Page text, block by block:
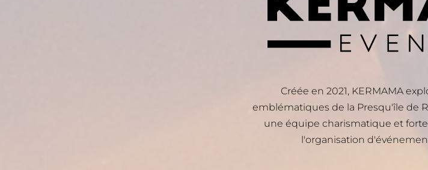
Créée en 2021, KERMAMA
emblématiques de la Presqu'île de
une équipe charismatique et
l'organisation